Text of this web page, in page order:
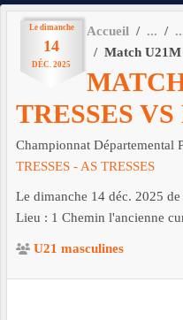
Le dimanche
14
DÉC. 2025
Accueil
Match
TRESSES
Championnat Départemental
TRESSES - AS TRESSES
Le dimanche 14 déc. 2025 de
Lieu : 1 Chemin l'ancienne
U21 masculines